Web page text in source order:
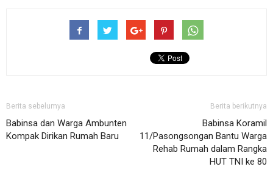
Berita sebelumya
Babinsa dan Warga Ambunten
Kompak Dirikan Rumah Baru
Berita berikutnya
Babinsa Koramil
11/Pasongsongan Bantu Warga
Rehab Rumah dalam Rangka
HUT TNI ke 80